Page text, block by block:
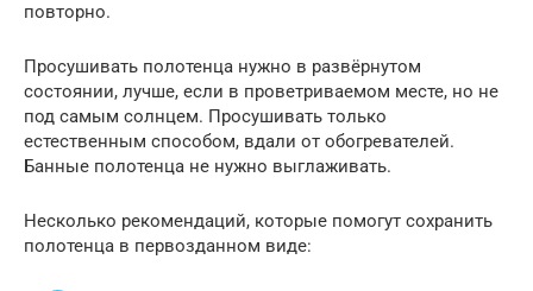
повторно.
Просушивать полотенца нужно в развёрнутом
состоянии, лучше, если в проветриваемом месте, но не
под самым солнцем. Просушивать только
естественным способом, вдали от обогревателей.
Банные полотенца не нужно выглаживать.
Несколько рекомендаций, которые помогут сохранить
полотенца в первозданном виде: